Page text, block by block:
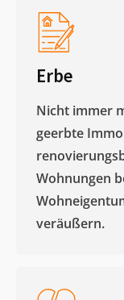
Erbe
Nicht immer
geerbte
Wohnungen
veräußern. ​